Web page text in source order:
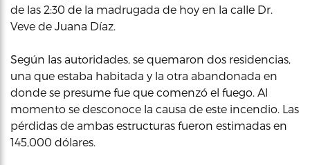
de las 2:30 de la madrugada de hoy en la calle Dr.
Veve de Juana Díaz.
Según las autoridades, se quemaron dos residencias,
una que estaba habitada y la otra abandonada en
donde se presume fue que comenzó el fuego. Al
momento se desconoce la causa de este incendio. Las
pérdidas de ambas estructuras fueron estimadas en
145,000 dólares.